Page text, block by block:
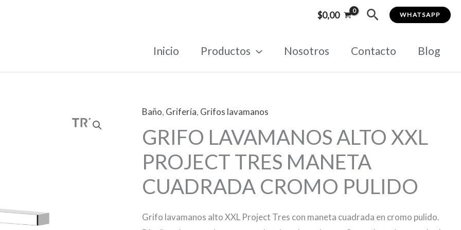
$0,00 BuscarWHATSAPP
Inicio Productos Nosotros Contacto Blog
Baño, Grifería, Grifos lavamanos
GRIFO LAVAMANOS ALTO XXL
PROJECT TRES MANETA
CUADRADA CROMO PULIDO
Grifo lavamanos alto XXL Project Tres con maneta cuadrada en cromo pulido.